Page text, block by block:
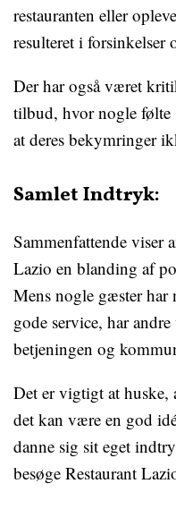
restauranten eller
resulteret i forsinkelser
Der har også været
tilbud, hvor nogle følte
at deres bekymringer
Samlet Indtryk:
Sammenfattende viser
Lazio en blanding af
Mens nogle gæster har
gode service, har
betjeningen og
Det er vigtigt at huske,
det kan være en god
danne sig sit eget
besøge Restaurant